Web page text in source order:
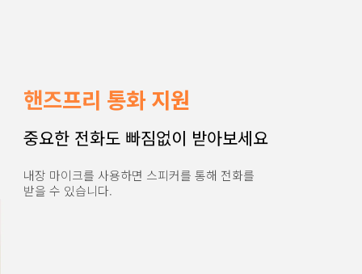
핸즈프리 통화 지원
중요한 전화도 빠짐없이 받아보세요
내장 마이크를 사용하면 스피커를 통해 전화를
받을 수 있습니다.